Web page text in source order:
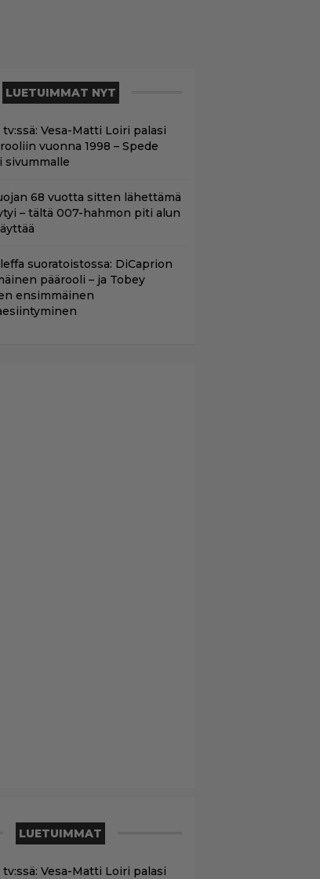
LUETUIMMAT NYT
tv:ssä: Vesa-Matti Loiri palasi
vuonna 1998 – Spede
sivummalle
68 vuotta sitten lähettämä
– tältä 007-hahmon piti alun
suoratoistossa: DiCaprion
päärooli – ja Tobey
ensimmäinen
LUETUIMMAT
tv:ssä: Vesa-Matti Loiri palasi